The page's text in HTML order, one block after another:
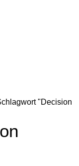
"Decision